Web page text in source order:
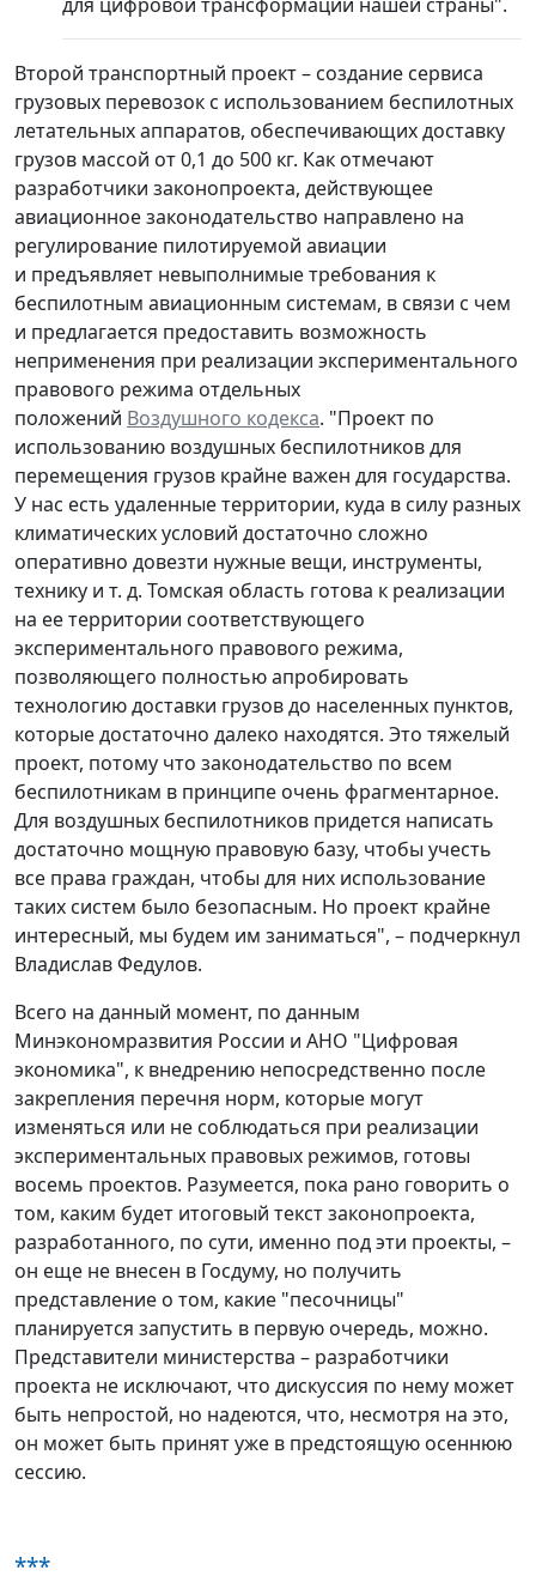
Второй транспортный проект – создание сервиса
грузовых перевозок с использованием беспилотных
летательных аппаратов, обеспечивающих доставку
грузов массой от 0,1 до 500 кг. Как отмечают
разработчики законопроекта, действующее
авиационное законодательство направлено на
регулирование пилотируемой авиации
и предъявляет невыполнимые требования к
беспилотным авиационным системам, в связи с чем
и предлагается предоставить возможность
неприменения при реализации экспериментального
правового режима отдельных
положений Воздушного кодекса. "Проект по
использованию воздушных беспилотников для
перемещения грузов крайне важен для государства.
У нас есть удаленные территории, куда в силу разных
климатических условий достаточно сложно
оперативно довезти нужные вещи, инструменты,
технику и т. д. Томская область готова к реализации
на ее территории соответствующего
экспериментального правового режима,
позволяющего полностью апробировать
технологию доставки грузов до населенных пунктов,
которые достаточно далеко находятся. Это тяжелый
проект, потому что законодательство по всем
беспилотникам в принципе очень фрагментарное.
Для воздушных беспилотников придется написать
достаточно мощную правовую базу, чтобы учесть
все права граждан, чтобы для них использование
таких систем было безопасным. Но проект крайне
интересный, мы будем им заниматься", – подчеркнул
Владислав Федулов.
Всего на данный момент, по данным
Минэкономразвития России и АНО "Цифровая
экономика", к внедрению непосредственно после
закрепления перечня норм, которые могут
изменяться или не соблюдаться при реализации
экспериментальных правовых режимов, готовы
восемь проектов. Разумеется, пока рано говорить о
том, каким будет итоговый текст законопроекта,
разработанного, по сути, именно под эти проекты, –
он еще не внесен в Госдуму, но получить
представление о том, какие "песочницы"
планируется запустить в первую очередь, можно.
Представители министерства – разработчики
проекта не исключают, что дискуссия по нему может
быть непростой, но надеются, что, несмотря на это,
он может быть принят уже в предстоящую осеннюю
сессию.
***